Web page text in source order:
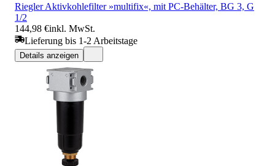
Riegler Aktivkohlefilter »multifix«, mit PC-Behälter, BG 3, G
1/2
144,98 €inkl. MwSt.
Lieferung bis 1-2 Arbeitstage
Details anzeigen